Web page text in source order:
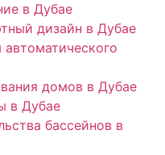
в Дубае
дизайн в Дубае
домов в Дубае
в Дубае
бассейнов в